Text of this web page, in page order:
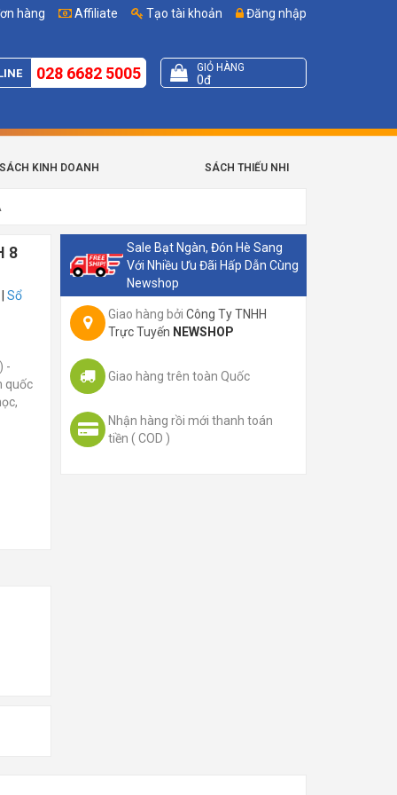
Affiliate Tạo tài khoản Đăng nhập
hàng
028 6682 5005 GIỎ HÀNG
0đ
SÁCH KINH DOANH SÁCH THIẾU NHI
8
|Sổ
-
quốc
Sale Bạt Ngàn, Đón Hè Sang
Với Nhiều Ưu Đãi Hấp Dẫn Cùng
Newshop
Giao hàng bởiCông Ty TNHH
Trực Tuyến NEWSHOP
Giao hàng trên toàn Quốc
Nhận hàng rồi mới thanh toán
tiền ( COD )